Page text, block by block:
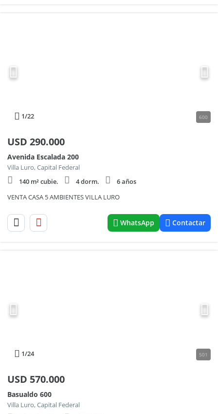
1/22 600
USD 290.000
Avenida Escalada 200
Villa Luro, Capital Federal
140 m² cubie.
4 dorm.
6 años
VENTA CASA 5 AMBIENTES VILLA LURO
WhatsApp Contactar
1/24 501
USD 570.000
Basualdo 600
Villa Luro, Capital Federal